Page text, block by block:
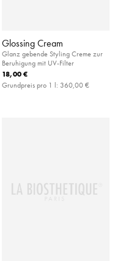
Glossing Cream
Glanz gebende Styling Creme zur
Beruhigung mit UV-Filter
18,00 €
Grundpreis pro 1 l: 360,00 €